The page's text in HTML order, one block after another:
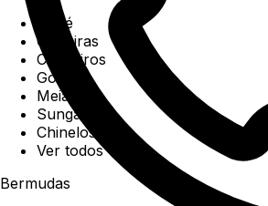
Boné
Carteiras
Chaveiros
Gorros
Meias
Sunga
Chinelos
Ver todos
Bermudas